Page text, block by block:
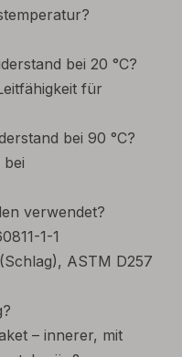
bei 20 °C?
für
bei 90 °C?
bei
verwendet?
1-1
ASTM D257
– innerer, mit